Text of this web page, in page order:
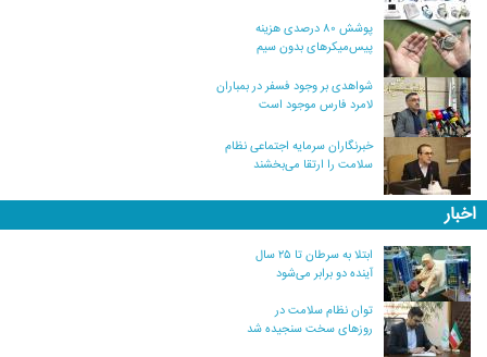
پوشش ۸۰ درصدی هزینه
پیس‌میکرهای بدون سیم
شواهدی بر وجود فسفر در بمباران
لامرد فارس موجود است
خبرنگاران سرمایه اجتماعی نظام
سلامت را ارتقا می‌بخشند
اخبار
ابتلا به سرطان تا ۲۵ سال
آینده دو برابر می‌شود
توان نظام سلامت در
روزهای سخت سنجیده شد